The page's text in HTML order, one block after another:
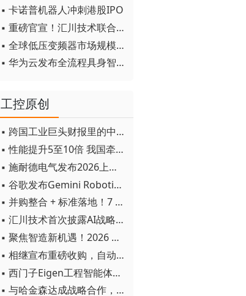
▪ 卡诺普机器人冲刺港股IPO
▪ 重磅官宣！汇川技术联合发起 D12 联盟，开创产教融合新范式
▪ 全球低压变频器市场规模2030年将超170亿美元
▪ 华为云发布全流程具身智能开发平台CloudRobo
工控原创
▪ 跨国工业巨头财报里的中国成绩单
▪ 性能提升5至10倍 我国牵头制定的WiTSnet工业以太网国际标准正式发布
▪ 施耐德电气发布2026上半年可持续发展成绩单 "Impact 2030"路线图开局稳健
▪ 谷歌发布Gemini Robotics 2模型 实现人形机器人全身智能控制突破
▪ 并购整合 + 标准落地！7 月工业自动化产业动态速递
▪ 汇川技术首次披露AI战略进展：从两个方面推动“AI业务化”落地
▪ 聚焦智造新机遇！2026 青岛数字化及智能制造技术论坛圆满落幕
▪ 相继宣布重磅收购，自动化巨头新一轮并购潮剑指何方？
▪ 西门子Eigen工程智能体落地中国，工业AI跨越物理世界“确定性”拐点
▪ 与哈金森达成战略合作，乐聚机器人何以持续获得工业巨头青睐？